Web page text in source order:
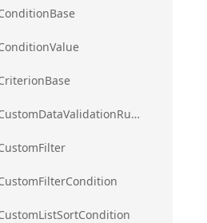
ig.excel.CustomDataValidationRule